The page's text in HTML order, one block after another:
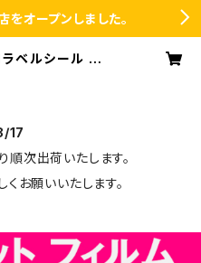
オープンしました。
ベルシール フィ
17
次出荷いたします。
お願いいたします。